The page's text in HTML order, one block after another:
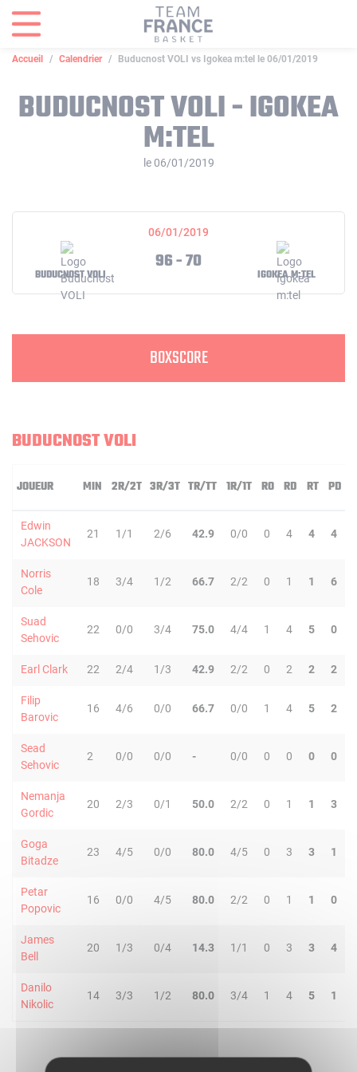
Accueil Calendrier Buducnost VOLI vs Igokea m:tel le 06/01/2019
BUDUCNOST VOLI - IGOKEA
M:TEL
le 06/01/2019
06/01/2019
BUDUCNOST VOLI
96 - 70
IGOKEA M:TEL
BOXSCORE
BUDUCNOST VOLI
JOUEUR MIN 2R/2T 3R/3T TR/TT 1R/1T RO RD RT PD
Edwin
JACKSON
21 1/1 2/6 42.9 0/0 0 4 4 4
Norris
Cole
18 3/4 1/2 66.7 2/2 0 1 1 6
Suad
Sehovic
22 0/0 3/4 75.0 4/4 1 4 5 0
Earl Clark 22 2/4 1/3 42.9 2/2 0 2 2 2
Filip
Barovic
16 4/6 0/0 66.7 0/0 1 4 5 2
Sead
Sehovic
2 0/0 0/0 - 0/0 0 0 0 0
Nemanja
Gordic
20 2/3 0/1 50.0 2/2 0 1 1 3
Goga
Bitadze
23 4/5 0/0 80.0 4/5 0 3 3 1
Petar
Popovic
16 0/0 4/5 80.0 2/2 0 1 1 0
James
Bell
20 1/3 0/4 14.3 1/1 0 3 3 4
Danilo
Nikolic
14 3/3 1/2 80.0 3/4 1 4 5 1
Panneau de gestion des cookies